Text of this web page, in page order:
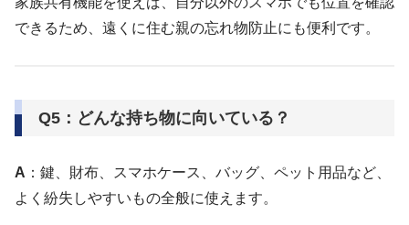
できるため、遠くに住む親の忘れ物防止にも便利です。
Q5：どんな持ち物に向いている？
A ：鍵、財布、スマホケース、バッグ、ペット用品など、
よく紛失しやすいもの全般に使えます。